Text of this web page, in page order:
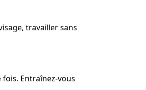
travailler sans
Entraînez-vous